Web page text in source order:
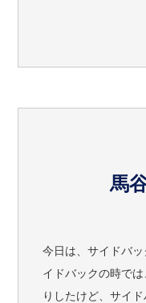
馬
今日は、サイドバ
イドバックの時で
りしたけど、サイ